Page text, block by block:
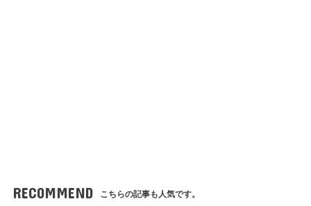
RECOMMEND こちらの記事も人気です。